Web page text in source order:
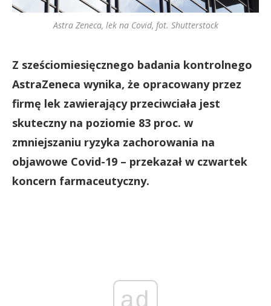
Astra Zeneca, lek na Covid, fot. Shutterstock
Z sześciomiesięcznego badania kontrolnego
AstraZeneca wynika, że opracowany przez
firmę lek zawierający przeciwciała jest
skuteczny na poziomie 83 proc. w
zmniejszaniu ryzyka zachorowania na
objawowe Covid-19 – przekazał w czwartek
koncern farmaceutyczny.
ad